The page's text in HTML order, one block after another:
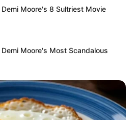
Moore's 8 Sultriest Movie
Moore's Most Scandalous